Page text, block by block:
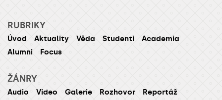
RUBRIKY
Úvod Aktuality Věda Studenti
Academia
Alumni
Focus
ŽÁNRY
Audio Video Galerie Rozhovor Reportáž